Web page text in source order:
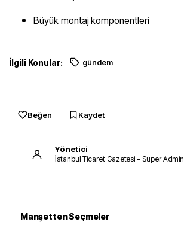
Büyük montaj komponentleri
İlgili Konular: gündem
Beğen Kaydet
Yönetici
İstanbul Ticaret Gazetesi – Süper Admin
Manşetten Seçmeler